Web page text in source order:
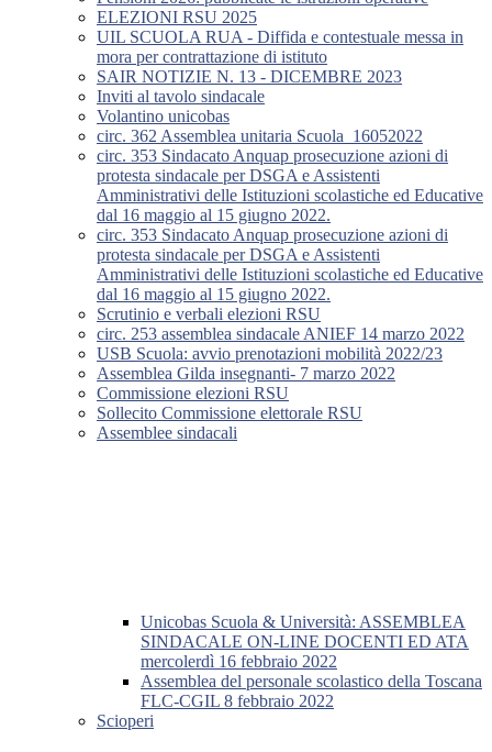
ELEZIONI RSU 2025
UIL SCUOLA RUA - Diffida e contestuale messa in
mora per contrattazione di istituto
SAIR NOTIZIE N. 13 - DICEMBRE 2023
Inviti al tavolo sindacale
Volantino unicobas
circ. 362 Assemblea unitaria Scuola_16052022
circ. 353 Sindacato Anquap prosecuzione azioni di
protesta sindacale per DSGA e Assistenti
Amministrativi delle Istituzioni scolastiche ed Educative
dal 16 maggio al 15 giugno 2022.
circ. 353 Sindacato Anquap prosecuzione azioni di
protesta sindacale per DSGA e Assistenti
Amministrativi delle Istituzioni scolastiche ed Educative
dal 16 maggio al 15 giugno 2022.
Scrutinio e verbali elezioni RSU
circ. 253 assemblea sindacale ANIEF 14 marzo 2022
USB Scuola: avvio prenotazioni mobilità 2022/23
Assemblea Gilda insegnanti- 7 marzo 2022
Commissione elezioni RSU
Sollecito Commissione elettorale RSU
Assemblee sindacali
Unicobas Scuola & Università: ASSEMBLEA
SINDACALE ON-LINE DOCENTI ED ATA
mercolerdì 16 febbraio 2022
Assemblea del personale scolastico della Toscana
FLC-CGIL 8 febbraio 2022
Scioperi